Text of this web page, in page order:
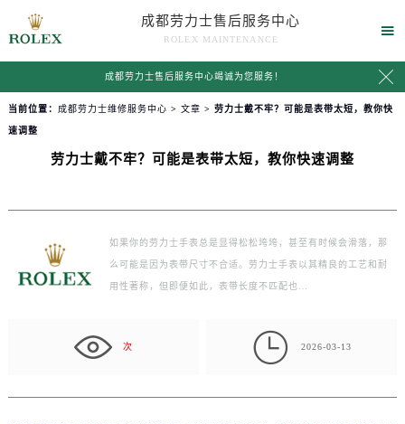
成都劳力士售后服务中心
ROLEX MAINTENANCE

成都劳力士售后服务中心竭诚为您服务！ 
当前位置： 成都劳力士维修服务中心 > 文章 > 劳力士戴不牢？可能是表带太短，教你快
速调整
劳力士戴不牢？可能是表带太短，教你快速调整
如果你的劳力士手表总是显得松松垮垮，甚至有时候会滑落，那
么可能是因为表带尺寸不合适。劳力士手表以其精良的工艺和耐
用性著称，但即便如此，表带长度不匹配也…
次  2026-03-13